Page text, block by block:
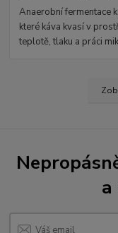
Anaerobní fermentace
které káva kvasí v
teplotě, tlaku a práci
a